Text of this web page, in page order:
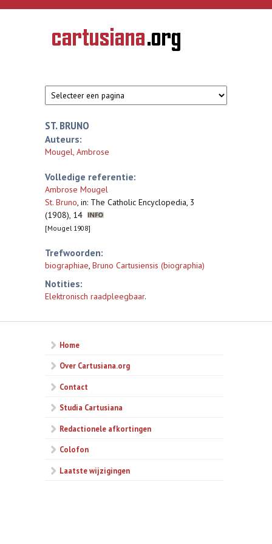
Overslaan en naar de inhoud gaan
CARTUSIANA
Geschiedenis
van de
ST. BRUNO
Auteurs:
Mougel, Ambrose
Volledige referentie:
Ambrose Mougel
St. Bruno, in: The Catholic Encyclopedia, 3
(1908), 14
[Mougel 1908]
Trefwoorden:
biographiae, Bruno Cartusiensis (biographia)
Notities:
Elektronisch raadpleegbaar.
Home
Over Cartusiana.org
Contact
Studia Cartusiana
Redactionele afkortingen
Colofon
Laatste wijzigingen